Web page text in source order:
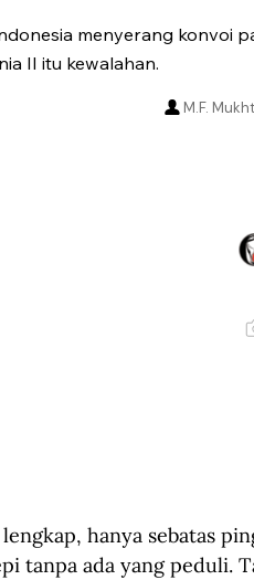
menyerang konvoi
II itu kewalahan.
M.F.
hanya sebatas
tanpa ada yang peduli.